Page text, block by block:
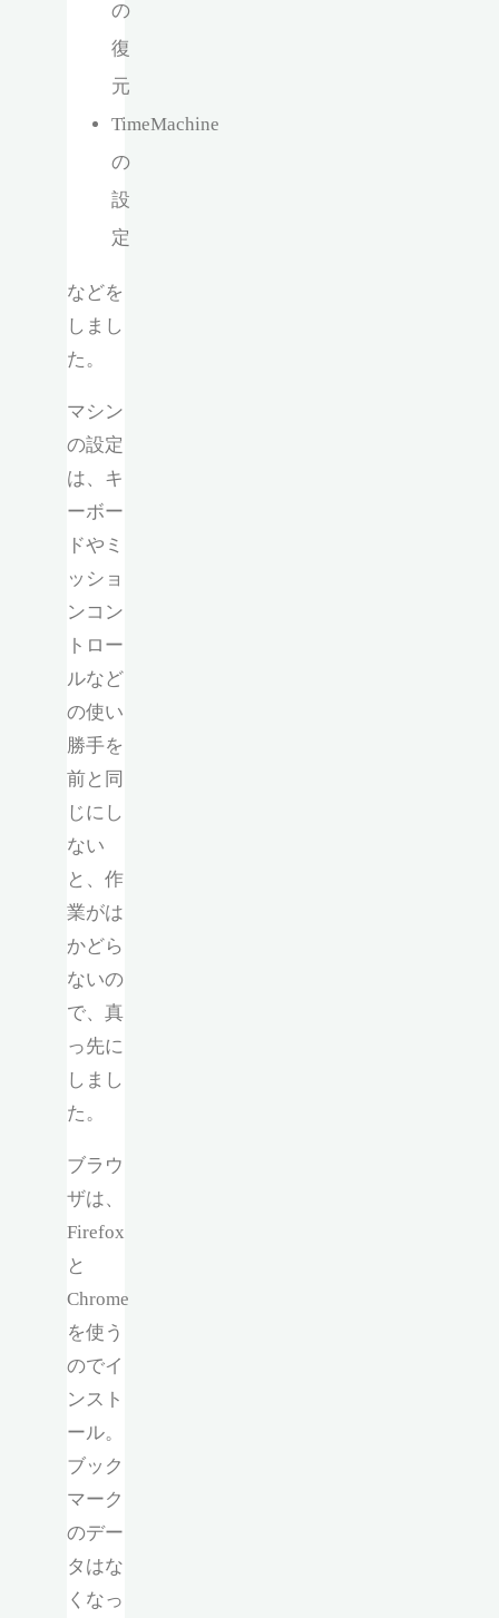
の
復
元
TimeMachine
の
設
定
などを
しまし
た。
マシン
の設定
は、キ
ーボー
ドやミ
ッショ
ンコン
トロー
ルなど
の使い
勝手を
前と同
じにし
ない
と、作
業がは
かどら
ないの
で、真
っ先に
しまし
た。
ブラウ
ザは、
Firefox
と
Chrome
を使う
のでイ
ンスト
ール。
ブック
マーク
のデー
タはな
くなっ